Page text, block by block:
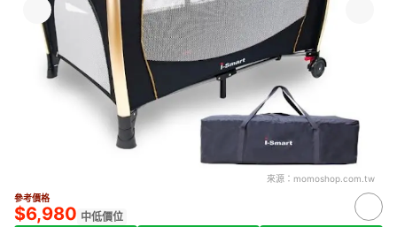
來源： momoshop.com.tw
參考價格
$6,980 中低價位